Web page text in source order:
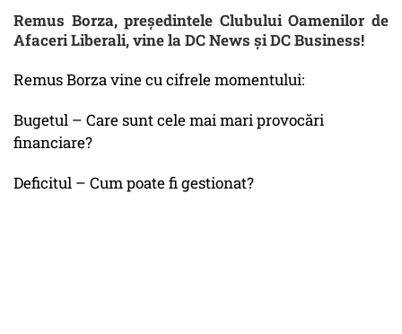
Remus Borza, președintele Clubului Oamenilor de
Afaceri Liberali, vine la DC News și DC Business!
Remus Borza vine cu cifrele momentului:
Bugetul – Care sunt cele mai mari provocări
financiare?
Deficitul – Cum poate fi gestionat?